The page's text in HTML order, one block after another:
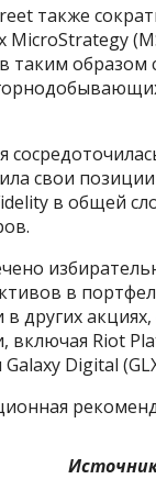
также
MicroStrategy
таким
свои
в общей
в
других акциях,
включая Riot
Digital